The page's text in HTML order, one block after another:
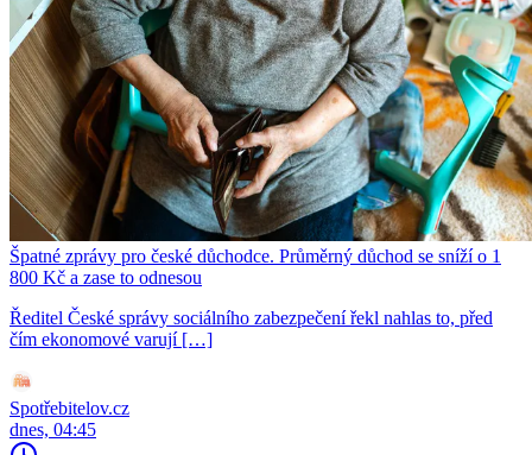
Špatné zprávy pro české důchodce. Průměrný důchod se sníží o 1
800 Kč a zase to odnesou
Ředitel České správy sociálního zabezpečení řekl nahlas to, před
čím ekonomové varují […]
Spotřebitelov.cz
dnes, 04:45